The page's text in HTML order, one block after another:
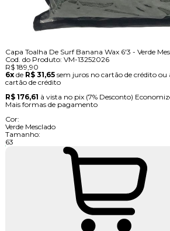
Capa Toalha De Surf Banana Wax 6'3 - Verde
Cod. do Produto: VM-13252026
R$ 189,90
6xde R$ 31,65 sem juros no cartão de crédito ou
cartão de crédito
R$ 176,61 à vista no pix (7% Desconto)
Mais formas de pagamento
Cor:
Verde Mesclado
Tamanho:
63